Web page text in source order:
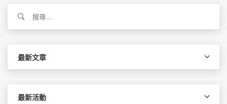
關
最新文章
最新活動